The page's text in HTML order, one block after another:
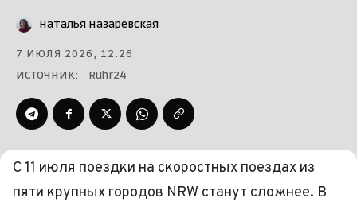
Наталья Назаревская
7 ИЮЛЯ 2026, 12:26
ИСТОЧНИК:
Ruhr24
С 11 июля поездки на скоростных поездах из
пяти крупных городов NRW станут сложнее. В